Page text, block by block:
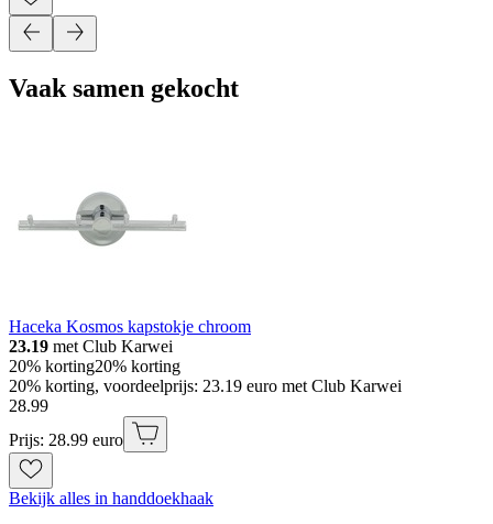
Vaak samen gekocht
Haceka Kosmos kapstokje chroom
23.19 met Club Karwei
20% korting20% korting
20% korting, voordeelprijs: 23.19 euro met Club Karwei
28.99
Prijs: 28.99 euro
Bekijk alles in handdoekhaak